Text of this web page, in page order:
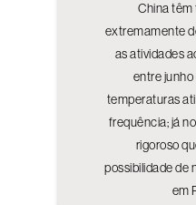
China
extremamente
as atividades
entre junho
temperaturas
frequência; já
rigoroso
possibilidade de
em